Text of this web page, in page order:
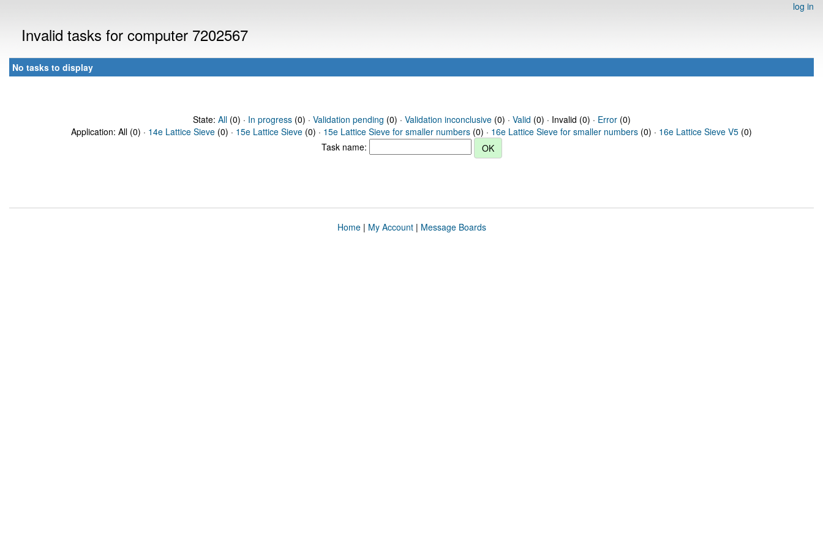
log in
Invalid tasks for computer 7202567
No tasks to display
State: All(0) · In progress(0) · Validation pending (0) · Validation inconclusive(0) · Valid (0) · Invalid (0) · Error(0)
Application: All (0) · 14e Lattice Sieve (0) · 15e Lattice Sieve (0) · 15e Lattice Sieve for smaller numbers (0) · 16e Lattice Sieve for smaller numbers (0) · 16e Lattice Sieve V5 (0)
Task name:
Home| My Account| Message Boards